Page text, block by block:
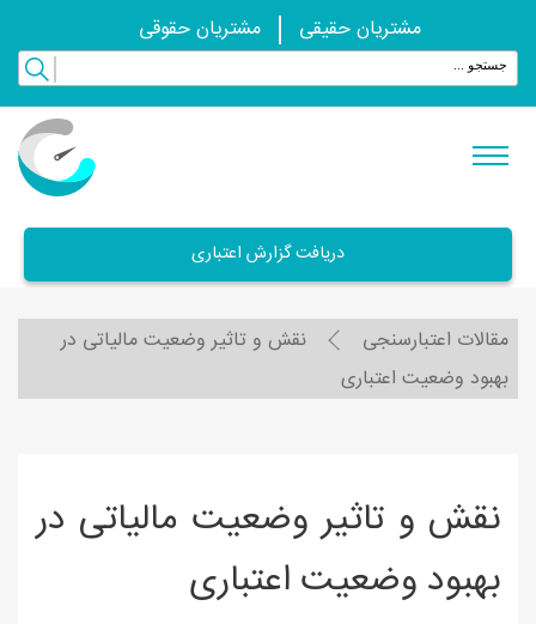
مشتریان حقیقی مشتریان حقوقی
دریافت گزارش اعتباری
مقالات اعتبارسنجی
نقش و تاثیر وضعیت مالیاتی در
بهبود وضعیت اعتباری
نقش و تاثیر وضعیت مالیاتی در
بهبود وضعیت اعتباری